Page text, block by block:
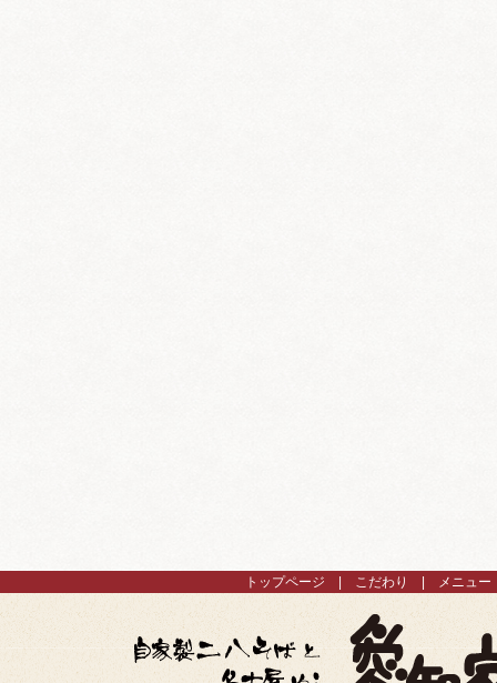
トップページ こだわり メニュー